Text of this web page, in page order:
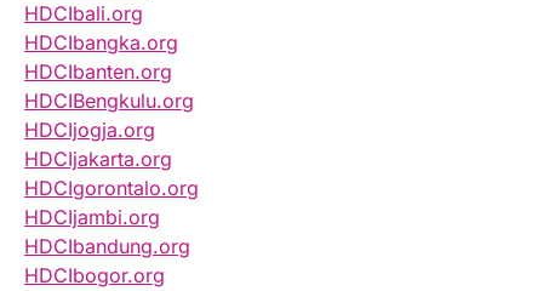
HDCIbali.org
HDCIbangka.org
HDCIbanten.org
HDCIBengkulu.org
HDCIjogja.org
HDCIjakarta.org
HDCIgorontalo.org
HDCIjambi.org
HDCIbandung.org
HDCIbogor.org